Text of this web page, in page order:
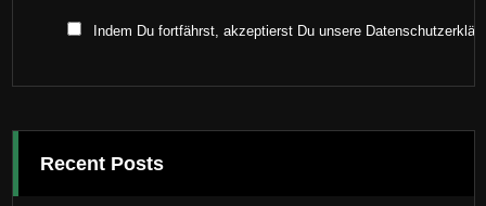
Indem Du fortfährst, akzeptierst Du unsere
Recent Posts